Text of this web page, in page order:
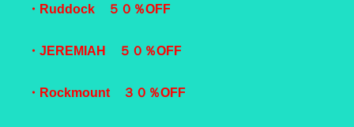
・Ruddock ５０％OFF
・JEREMIAH ５０％OFF
・Rockmount ３０％OFF